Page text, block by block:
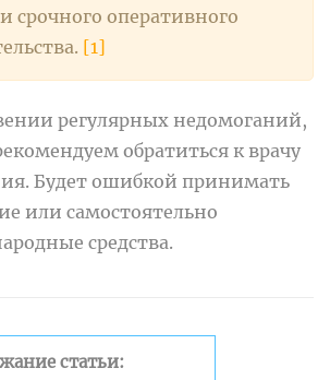
срочного оперативного
[1]
регулярных недомоганий,
обратиться к врачу
Будет ошибкой принимать
или самостоятельно
средства.
статьи: